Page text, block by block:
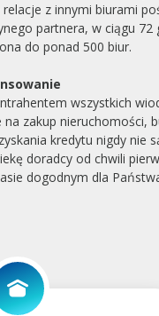
z innymi biurami
partnera, w ciągu
do ponad 500 biur.
wszystkich
zakup nieruchomości,
kredytu nigdy
doradcy od chwili
dogodnym dla